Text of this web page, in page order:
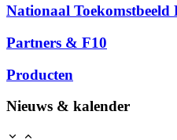
Nationaal Toekomstbeeld
Partners & F10
Producten
Nieuws & kalender